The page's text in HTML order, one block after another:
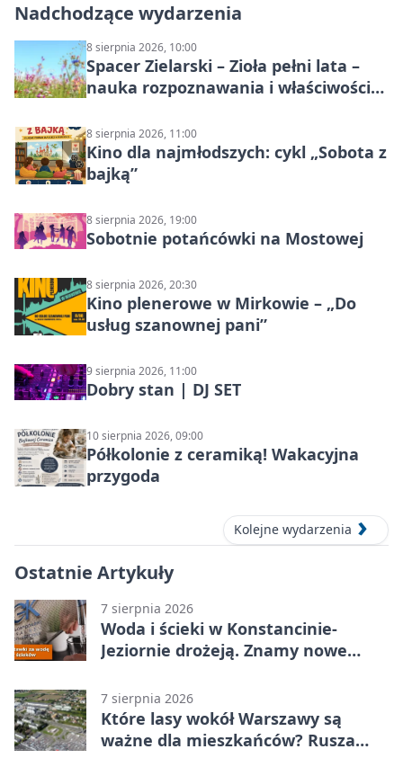
Nadchodzące wydarzenia
8 sierpnia 2026, 10:00
Spacer Zielarski – Zioła pełni lata –
nauka rozpoznawania i właściwości
8 sierpnia 2026, 11:00
Kino dla najmłodszych: cykl „Sobota z
bajką”
8 sierpnia 2026, 19:00
Sobotnie potańcówki na Mostowej
8 sierpnia 2026, 20:30
Kino plenerowe w Mirkowie – „Do
usług szanownej pani”
9 sierpnia 2026, 11:00
Dobry stan | DJ SET
10 sierpnia 2026, 09:00
Półkolonie z ceramiką! Wakacyjna
przygoda
Kolejne wydarzenia
Ostatnie Artykuły
7 sierpnia 2026
Woda i ścieki w Konstancinie-
Jeziornie drożeją. Znamy nowe
7 sierpnia 2026
Które lasy wokół Warszawy są
ważne dla mieszkańców? Rusza